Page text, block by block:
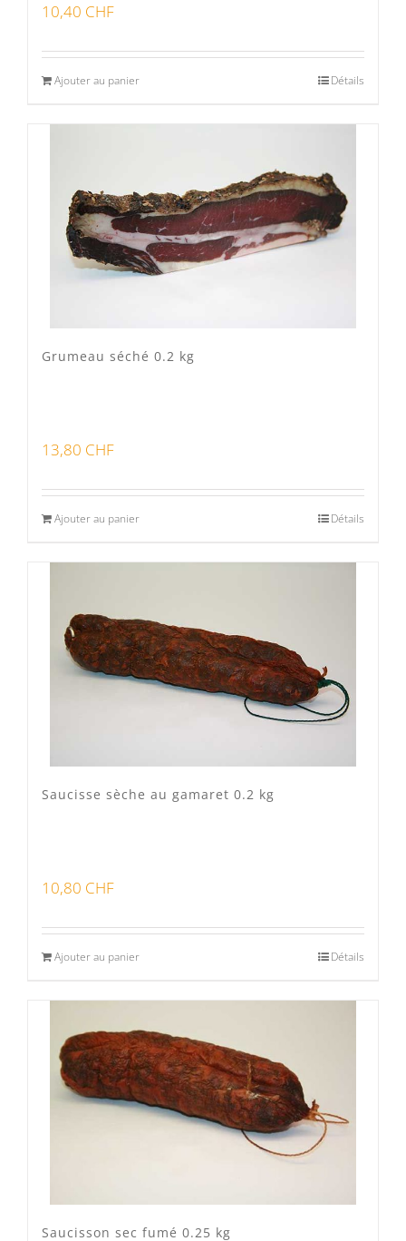
10,40 CHF
Ajouter au panier Détails
Grumeau séché 0.2 kg
13,80 CHF
Ajouter au panier Détails
Saucisse sèche au gamaret 0.2 kg
10,80 CHF
Ajouter au panier Détails
Saucisson sec fumé 0.25 kg